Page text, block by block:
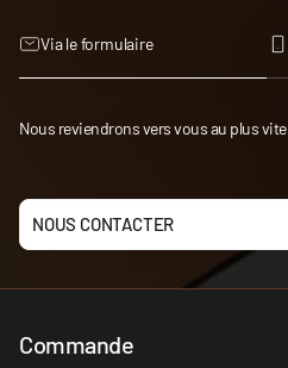
Via le formulaire
Nous reviendrons vers vous au plus vite
NOUS CONTACTER
Commande